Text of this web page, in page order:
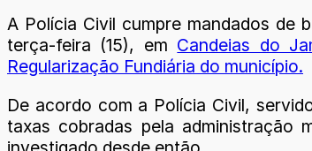
A Polícia Civil cumpre mandados de
terça-feira (15), em Candeias do
Regularização Fundiária do município.
De acordo com a Polícia Civil,
taxas cobradas pela administração